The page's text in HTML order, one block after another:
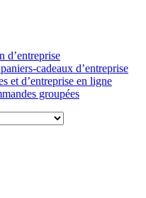
d’entreprise
cadeaux d’entreprise
et d’entreprise en ligne
groupées